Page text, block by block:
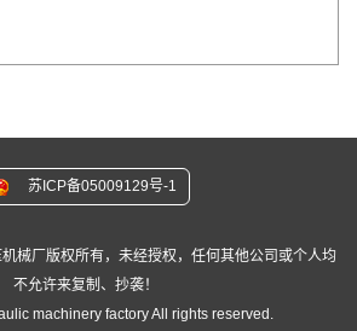
苏ICP备05009129号-1
械厂版权所有，未经授权，任何其他公司或个人均
不允许来复制、抄袭！
machinery factory All rights reserved.